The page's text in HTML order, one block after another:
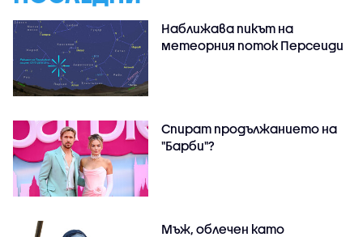
Наближава пикът на
метеорния поток Персеиди
Спират продължанието на
"Барби"?
Мъж, облечен като